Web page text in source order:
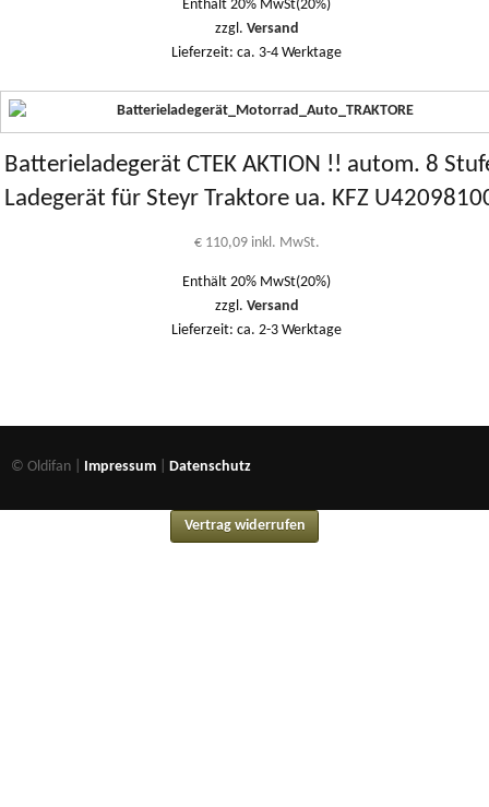
Enthält 20% MwSt(20%)
zzgl. Versand
Lieferzeit: ca. 3-4 Werktage
Batterieladegerät CTEK AKTION !! autom. 8
Ladegerät für Steyr Traktore ua. KFZ
€110,09 inkl. MwSt.
Enthält 20% MwSt(20%)
zzgl. Versand
Lieferzeit: ca. 2-3 Werktage
© Oldifan | Impressum Datenschutz
Vertrag widerrufen